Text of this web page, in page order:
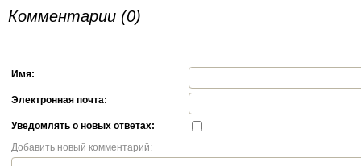
Комментарии (0)
Имя:
Электронная почта:
Уведомлять о новых ответах:
Добавить новый комментарий: